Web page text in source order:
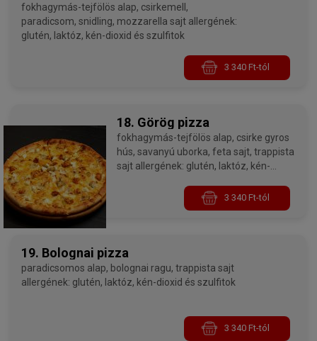
fokhagymás-tejfölös alap, csirkemell,
paradicsom, snidling, mozzarella sajt allergének:
glutén, laktóz, kén-dioxid és szulfitok
3 340 Ft-tól
18. Görög pizza
fokhagymás-tejfölös alap, csirke gyros
hús, savanyú uborka, feta sajt, trappista
sajt allergének: glutén, laktóz, kén-
3 340 Ft-tól
19. Bolognai pizza
paradicsomos alap, bolognai ragu, trappista sajt
allergének: glutén, laktóz, kén-dioxid és szulfitok
3 340 Ft-tól